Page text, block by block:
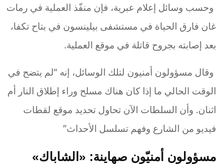
وحسب وسائل إعلام عبرية، فإن منفّذ العملية في رمات
غان فارق الحياة في مستشفى بيلينسون في بتاح تكفا،
بعد إصابته بجروح قاتلة في موقع العملية.
وقال مسؤولون أمنيون لتلك الوسائل، إنه “لم يتضح في
الوقت الحالي ما إذا كان هناك مسلح وراء إطلاق النار أم
اثنان. وأن السلطات الآن تحاول تحديد موقع لقطات
فيديو من الشارع وفهم تسلسل الأحداث”
مسؤولون أمنيّون صهاينة: «الشاباك»